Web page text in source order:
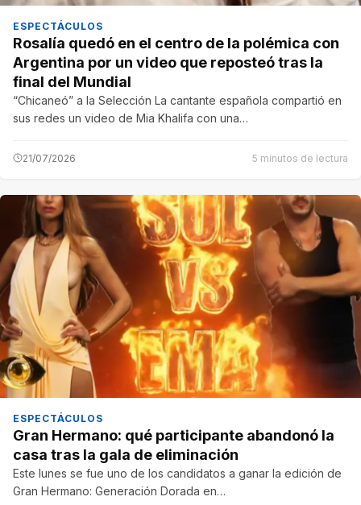
ESPECTÁCULOS
Rosalía quedó en el centro de la polémica con
Argentina por un video que reposteó tras la
final del Mundial
“Chicaneó” a la Selección La cantante española compartió en
sus redes un video de Mia Khalifa con una…
21/07/2026 5 minutos de lectura
ESPECTÁCULOS
Gran Hermano: qué participante abandonó la
casa tras la gala de eliminación
Este lunes se fue uno de los candidatos a ganar la edición de
Gran Hermano: Generación Dorada en…